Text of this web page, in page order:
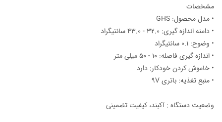
مشخصات
• مدل محصول: GHS
• دامنه اندازه گیری: 32.0 - 43.0 سانتیگراد
• وضوح: 0.1 سانتیگراد
• اندازه گیری فاصله: 10 - 50 میلی متر
• خاموش کردن خودکار: دارد
• منبع تغذیه: باتری 9V
وضعیت دستگاه : آکبند، کیفیت تضمینی